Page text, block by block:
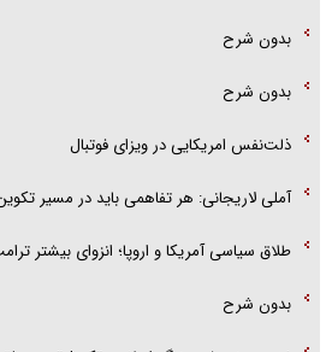
بدون شرح
بدون شرح
ذلت‌نفس امریکایی در ویزای فوتبال
آملی لاریجانی: هر تفاهمی باید در مسیر
طلاق سیاسی آمریکا و اروپا؛ انزوای بیشتر
بدون شرح